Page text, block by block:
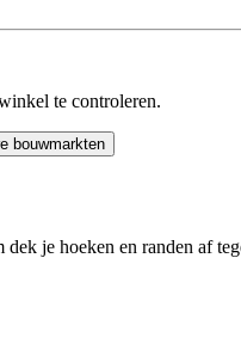
te controleren.
bouwmarkten
je hoeken en randen af